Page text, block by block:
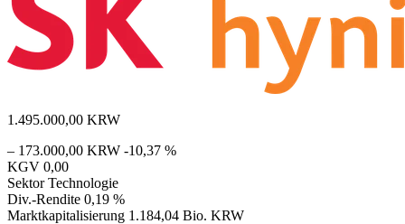
1.495.000,00 KRW
– 173.000,00 KRW -10,37 %
KGV 0,00
Sektor Technologie
Div.-Rendite 0,19 %
Marktkapitalisierung 1.184,04 Bio. KRW